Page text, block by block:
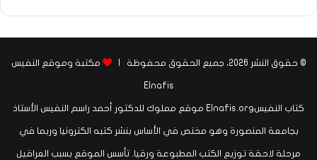
© حقوق النشر 2026، جميع الحقوق محفوظة | مكتبة وموقع النفيس
Elnafis
كتاب النفيسElnafis.org موقع مملوك للدكتور أحمد راسم النفيس الأستاذ
بجامعة المنصورة وهو مختص في الأساس بنشر كتبه الكترونيا وربما في
مرحلة لاحقة توزيع الكتب المطبوعة ورقيا. تأسس الموقع بسبب العراقيل